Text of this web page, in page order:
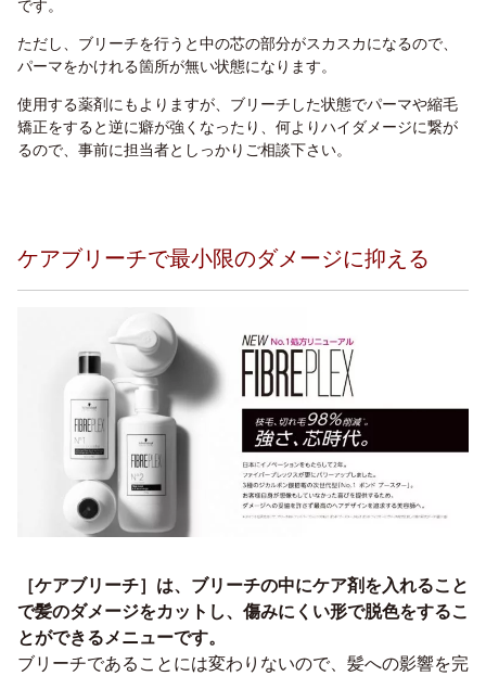
です。
ただし、ブリーチを行うと中の芯の部分がスカスカになるので、
パーマをかけれる箇所が無い状態になります。
使用する薬剤にもよりますが、ブリーチした状態でパーマや縮毛
矯正をすると逆に癖が強くなったり、何よりハイダメージに繋が
るので、事前に担当者としっかりご相談下さい。
ケアブリーチで最小限のダメージに抑える
［ケアブリーチ］は、ブリーチの中にケア剤を入れること
で髪のダメージをカットし、傷みにくい形で脱色をするこ
とができるメニューです。
ブリーチであることには変わりないので、髪への影響を完